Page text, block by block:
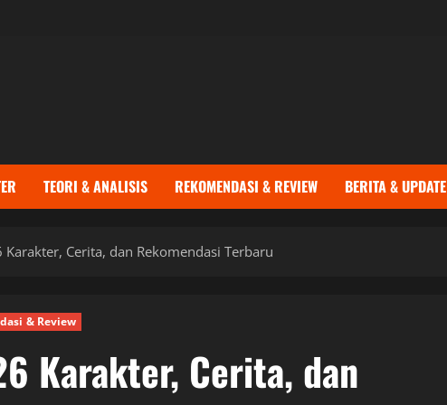
TEORI & ANALISIS REKOMENDASI & REVIEW BERITA & UPDATE
Cerita, dan Rekomendasi Terbaru
& Review
Karakter, Cerita, dan